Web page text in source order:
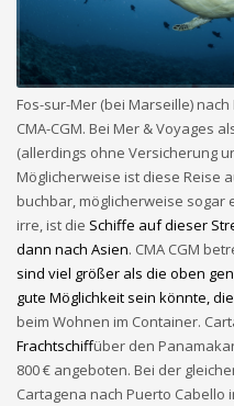
Fos-sur-Mer (bei Marseille)
CMA-CGM. Bei Mer & Voyages
(allerdings ohne Versicherung
Möglicherweise ist diese Reise
buchbar, möglicherweise sogar
irre, ist die Schiffe auf dieser
dann nach Asien. CMA CGM
sind viel größer als die oben
gute Möglichkeit sein könnte,
beim Wohnen im Container.
Frachtschiffüber den
800 € angeboten. Bei der
Cartagena nach Puerto Cabello